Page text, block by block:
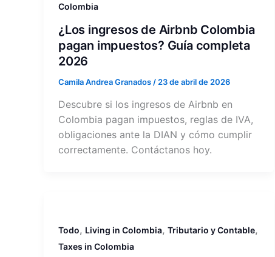
Colombia
¿Los ingresos de Airbnb Colombia
pagan impuestos? Guía completa
2026
Camila Andrea Granados/23 de abril de 2026
Descubre si los ingresos de Airbnb en
Colombia pagan impuestos, reglas de IVA,
obligaciones ante la DIAN y cómo cumplir
correctamente. Contáctanos hoy.
Todo, Living in Colombia, Tributario y Contable,
Taxes in Colombia